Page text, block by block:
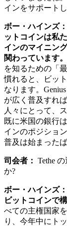
インをサポート
ボー・ハインズ：
ットコインは私
インのマイニン
関わっています。
を知るための「
慣れると、ビッ
なります。
が広く普及すれ
人々にとって、
既に米国の銀行
インのポジショ
普及は始まった
司会者： Tethe
か?
ボー・ハインズ：
ビットコインで
べての主権国家
り、今年中にト